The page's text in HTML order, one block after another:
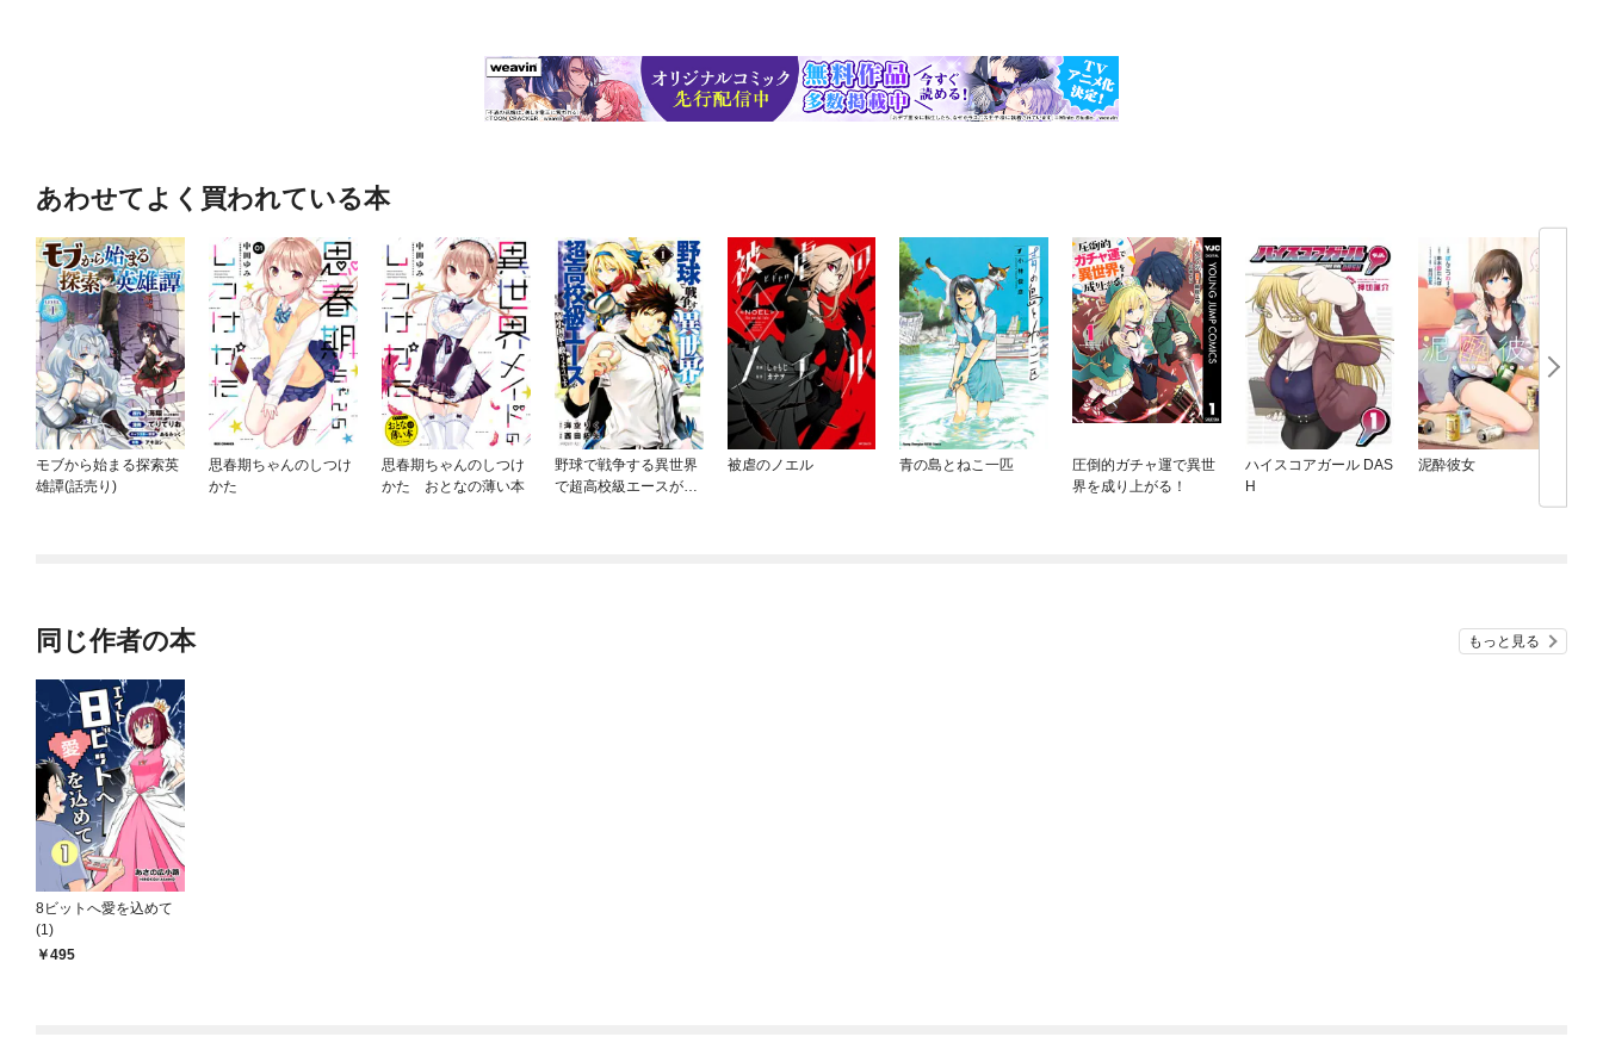
あわせてよく買われている本
モブから始まる探索英
雄譚(話売り)
思春期ちゃんのしつけ
かた
思春期ちゃんのしつけ
かた おとなの薄い本
野球で戦争する異世界
で超高校級エースが弱
被虐のノエル 青の島とねこ一匹
圧倒的ガチャ運で異世
界を成り上がる！
ハイスコアガール DAS
H
泥酔彼女
同じ作者の本 もっと見る
8ビットへ愛を込めて
(1)
495